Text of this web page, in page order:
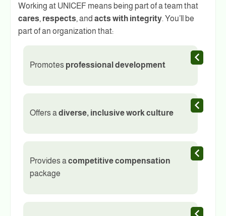
Working at UNICEF means being part of a team that
cares, respects, and acts with integrity. You’ll be
part of an organization that:
Promotes professional development
Offers adiverse, inclusive work culture
Provides acompetitive compensation
package